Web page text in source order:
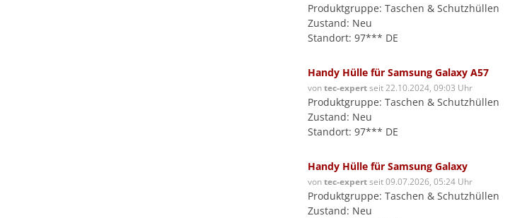
Produktgruppe: Taschen & Schutzhüllen
Zustand: Neu
Standort: 97*** DE
Handy Hülle für Samsung Galaxy A57
vontec-expertseit 22.10.2024, 09:03 Uhr
Produktgruppe: Taschen & Schutzhüllen
Zustand: Neu
Standort: 97*** DE
Handy Hülle für Samsung Galaxy
vontec-expertseit 09.07.2026, 05:24 Uhr
Produktgruppe: Taschen & Schutzhüllen
Zustand: Neu